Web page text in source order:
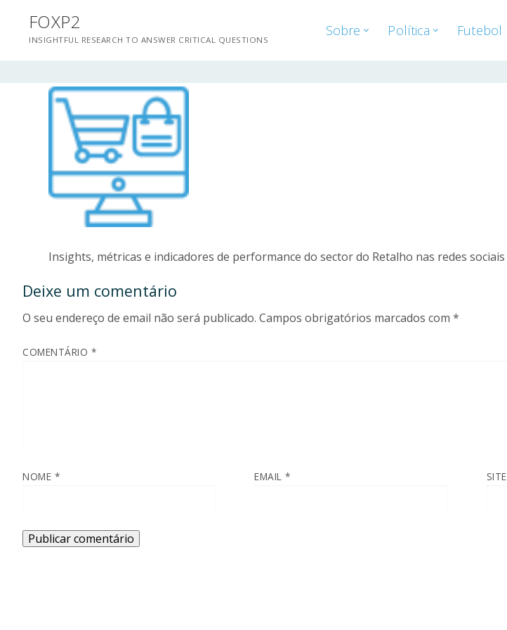
conteúdo
FOXP2
INSIGHTFUL RESEARCH TO ANSWER CRITICAL QUESTIONS
Sobre Política Futebol
Insights, métricas e indicadores de performance do sector do Retalho nas redes sociais
Deixe um comentário
O seu endereço de email não será publicado. Campos obrigatórios marcados com *
COMENTÁRIO *
NOME * EMAIL* SITE